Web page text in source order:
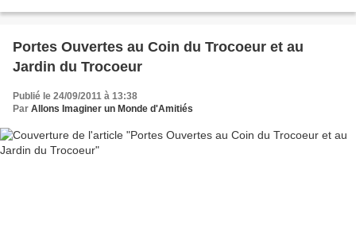
Portes Ouvertes au Coin du Trocoeur et au
Jardin du Trocoeur
Publié le 24/09/2011 à 13:38
Par Allons Imaginer un Monde d'Amitiés